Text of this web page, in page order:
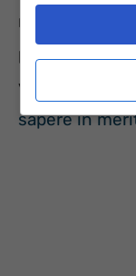
molto
possono
versato
sapere in